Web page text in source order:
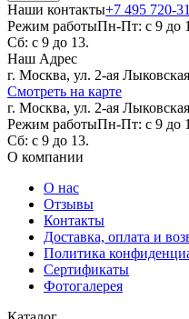
Наши контакты+7 495 720-
Режим работыПн-Пт: с 9 до
Сб: с 9 до 13.
Наш Адрес
г. Москва, ул. 2-ая
Смотреть на карте
г. Москва, ул. 2-ая
Режим работыПн-Пт: с 9 до
Сб: с 9 до 13.
О компании
О нас
Отзывы
Контакты
Доставка, оплата и
Политика
Сертификаты
Фотогалерея